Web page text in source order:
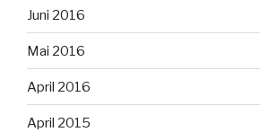
Juni 2016
Mai 2016
April 2016
April 2015